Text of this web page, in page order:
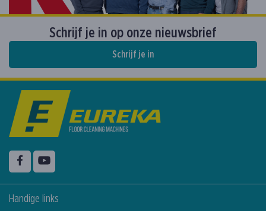
Schrijf je in op onze nieuwsbrief
Schrijf je in
Volg ons op
Facebook
Handige links